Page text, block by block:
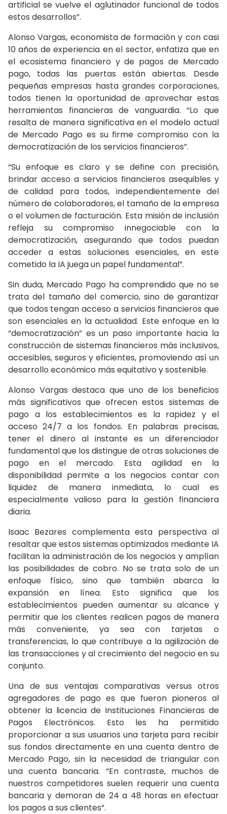
artificial se vuelve el aglutinador funcional de todos
estos desarrollos”.
Alonso Vargas, economista de formación y con casi
10 años de experiencia en el sector, enfatiza que en
el ecosistema financiero y de pagos de Mercado
pago, todas las puertas están abiertas. Desde
pequeñas empresas hasta grandes corporaciones,
todos tienen la oportunidad de aprovechar estas
herramientas financieras de vanguardia. “Lo que
resalta de manera significativa en el modelo actual
de Mercado Pago es su firme compromiso con la
democratización de los servicios financieros”.
“Su enfoque es claro y se define con precisión,
brindar acceso a servicios financieros asequibles y
de calidad para todos, independientemente del
número de colaboradores, el tamaño de la empresa
o el volumen de facturación. Esta misión de inclusión
refleja su compromiso innegociable con la
democratización, asegurando que todos puedan
acceder a estas soluciones esenciales, en este
cometido la IA juega un papel fundamental”.
Sin duda, Mercado Pago ha comprendido que no se
trata del tamaño del comercio, sino de garantizar
que todos tengan acceso a servicios financieros que
son esenciales en la actualidad. Este enfoque en la
“democratización” es un paso importante hacia la
construcción de sistemas financieros más inclusivos,
accesibles, seguros y eficientes, promoviendo así un
desarrollo económico más equitativo y sostenible.
Alonso Vargas destaca que uno de los beneficios
más significativos que ofrecen estos sistemas de
pago a los establecimientos es la rapidez y el
acceso 24/7 a los fondos. En palabras precisas,
tener el dinero al instante es un diferenciador
fundamental que los distingue de otras soluciones de
pago en el mercado. Esta agilidad en la
disponibilidad permite a los negocios contar con
liquidez de manera inmediata, lo cual es
especialmente valioso para la gestión financiera
diaria.
Isaac Bezares complementa esta perspectiva al
resaltar que estos sistemas optimizados mediante IA
facilitan la administración de los negocios y amplían
las posibilidades de cobro. No se trata solo de un
enfoque físico, sino que también abarca la
expansión en línea. Esto significa que los
establecimientos pueden aumentar su alcance y
permitir que los clientes realicen pagos de manera
más conveniente, ya sea con tarjetas o
transferencias, lo que contribuye a la agilización de
las transacciones y al crecimiento del negocio en su
conjunto.
Una de sus ventajas comparativas versus otros
agregadores de pago es que fueron pioneros al
obtener la licencia de Instituciones Financieras de
Pagos Electrónicos. Esto les ha permitido
proporcionar a sus usuarios una tarjeta para recibir
sus fondos directamente en una cuenta dentro de
Mercado Pago, sin la necesidad de triangular con
una cuenta bancaria. “En contraste, muchos de
nuestros competidores suelen requerir una cuenta
bancaria y demoran de 24 a 48 horas en efectuar
los pagos a sus clientes”.